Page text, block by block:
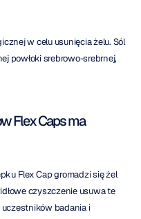
w celu usunięcia żelu. Sól
powłoki srebrowo-srebrnej,
Flex Caps ma
Flex Cap gromadzi się żel
czyszczenie usuwa te
badania i